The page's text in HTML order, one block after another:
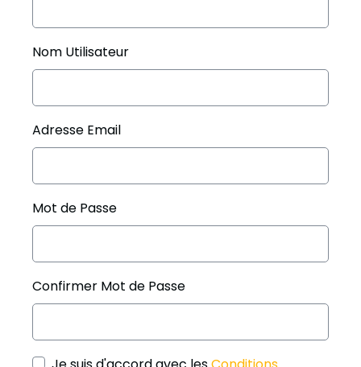
Nom Utilisateur
Adresse Email
Mot de Passe
Confirmer Mot de Passe